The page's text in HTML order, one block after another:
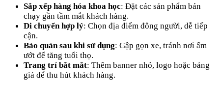
Sắp xếp hàng hóa khoa học: Đặt các sản phẩm bán
chạy gần tầm mắt khách hàng.
Di chuyển hợp lý: Chọn địa điểm đông người, dễ tiếp
cận.
Bảo quản sau khi sử dụng: Gập gọn xe, tránh nơi ẩm
ướt để tăng tuổi thọ.
Trang trí bắt mắt: Thêm banner nhỏ, logo hoặc bảng
giá để thu hút khách hàng.